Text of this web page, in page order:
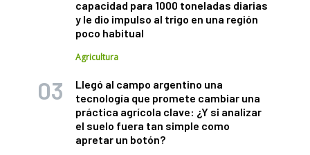
capacidad para 1000 toneladas diarias
y le dio impulso al trigo en una región
poco habitual
Agricultura
Llegó al campo argentino una
tecnología que promete cambiar una
práctica agrícola clave: ¿Y si analizar
el suelo fuera tan simple como
apretar un botón?